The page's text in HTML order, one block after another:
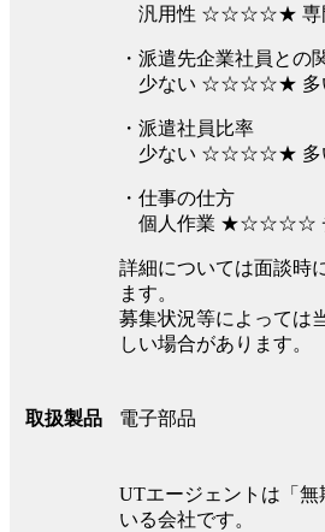
汎用性 ☆☆☆☆★ 専
・派遣先企業社員との
少ない ☆☆☆☆★ 多
・派遣社員比率
少ない ☆☆☆☆★ 多
・仕事の仕方
個人作業 ★☆☆☆☆
詳細については面談時
ます。
募集状況等によっては
しい場合があります。
取扱製品 電子部品
UTエージェントは「
いる会社です。